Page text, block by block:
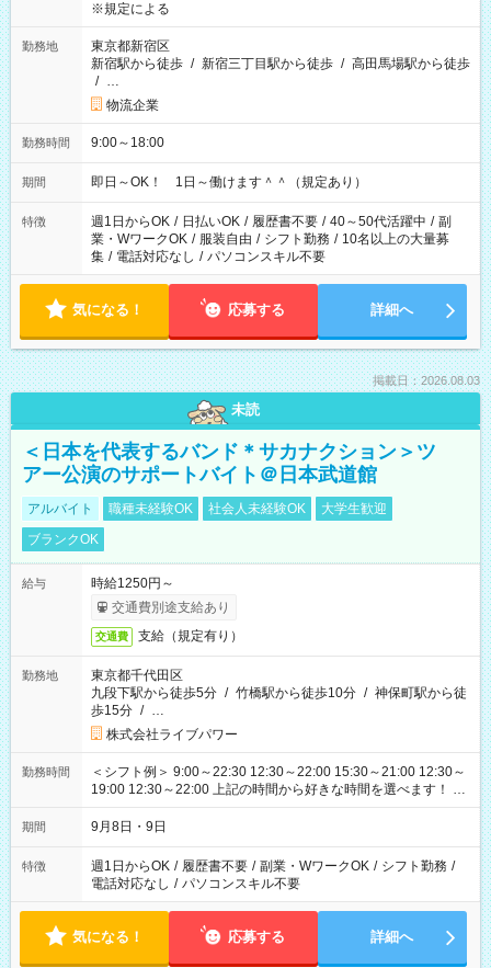
※規定による
勤務地
東京都新宿区
新宿駅から徒歩 / 新宿三丁目駅から徒歩 / 高田馬場駅から徒歩
/ …
物流企業
勤務時間 9:00～18:00
期間 即日～OK！ 1日～働けます＾＾（規定あり）
特徴 週1日からOK / 日払いOK / 履歴書不要 / 40～50代活躍中 / 副
業・WワークOK / 服装自由 / シフト勤務 / 10名以上の大量募
集 / 電話対応なし / パソコンスキル不要
気になる！ 応募する 詳細へ
掲載日：2026.08.03
未読
＜日本を代表するバンド＊サカナクション＞ツ
アー公演のサポートバイト＠日本武道館
アルバイト 職種未経験OK 社会人未経験OK
大学生歓迎
ブランクOK
給与
時給1250円～
交通費別途支給あり
交通費 支給（規定有り）
勤務地
東京都千代田区
九段下駅から徒歩5分 / 竹橋駅から徒歩10分 / 神保町駅から徒
歩15分 / …
株式会社ライブパワー
勤務時間
＜シフト例＞ 9:00～22:30 12:30～22:00 15:30～21:00 12:30～
19:00 12:30～22:00 上記の時間から好きな時間を選べます！ ※
時間は変更となる可能性があります
期間 9月8日・9日
特徴 週1日からOK / 履歴書不要 / 副業・WワークOK / シフト勤務 /
電話対応なし / パソコンスキル不要
気になる！ 応募する 詳細へ